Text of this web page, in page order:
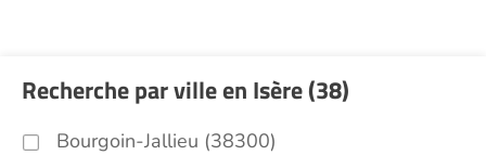
Recherche par ville en Isère (38)
Bourgoin-Jallieu (38300)